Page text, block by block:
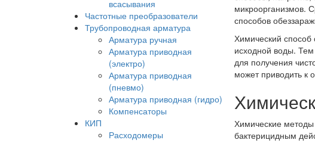
всасывания
Частотные преобразователи
Трубопроводная арматура
Арматура ручная
Арматура приводная
(электро)
Арматура приводная
(пневмо)
Арматура приводная (гидро)
Компенсаторы
КИП
Расходомеры
микроорганизмов.
способов
Химический способ
исходной воды.
для получения
может приводить к
Химические
бактерицидным